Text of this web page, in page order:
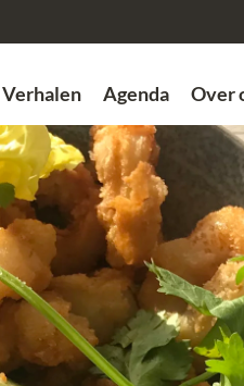
Vorige
Vorige
Verhalen Agenda Over
Zoek